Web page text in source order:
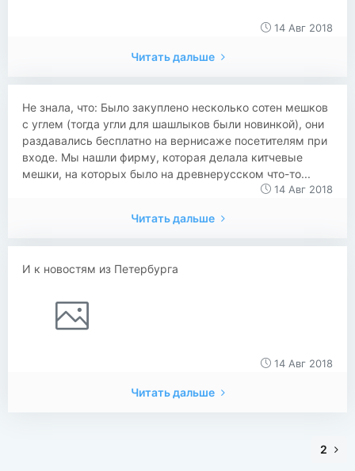
14 Авг 2018
Читать дальше
Не знала, что: Было закуплено несколько сотен мешков
с углем (тогда угли для шашлыков были новинкой), они
раздавались бесплатно на вернисаже посетителям при
входе. Мы нашли фирму, которая делала китчевые
мешки, на которых было на древнерусском что-то...
14 Авг 2018
Читать дальше
И к новостям из Петербурга
14 Авг 2018
Читать дальше
2